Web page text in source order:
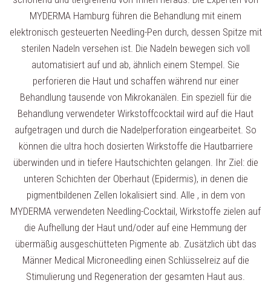
MYDERMA Hamburg führen die Behandlung mit einem
elektronisch gesteuerten Needling-Pen durch, dessen Spitze mit
sterilen Nadeln versehen ist. Die Nadeln bewegen sich voll
automatisiert auf und ab, ähnlich einem Stempel. Sie
perforieren die Haut und schaffen während nur einer
Behandlung tausende von Mikrokanälen. Ein speziell für die
Behandlung verwendeter Wirkstoffcocktail wird auf die Haut
aufgetragen und durch die Nadelperforation eingearbeitet. So
können die ultra hoch dosierten Wirkstoffe die Hautbarriere
überwinden und in tiefere Hautschichten gelangen. Ihr Ziel: die
unteren Schichten der Oberhaut (Epidermis), in denen die
pigmentbildenen Zellen lokalisiert sind. Alle , in dem von
MYDERMA verwendeten Needling-Cocktail, Wirkstoffe zielen auf
die Aufhellung der Haut und/oder auf eine Hemmung der
übermäßig ausgeschütteten Pigmente ab. Zusätzlich übt das
Männer Medical Microneedling einen Schlüsselreiz auf die
Stimulierung und Regeneration der gesamten Haut aus.